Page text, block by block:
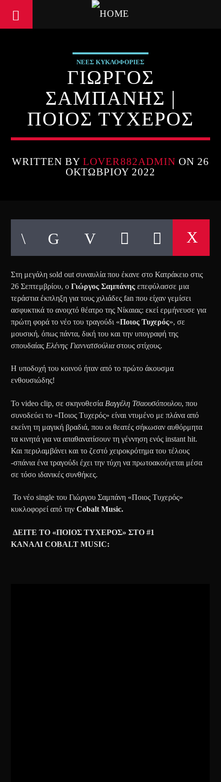
ΝΕΕΣ ΚΥΚΛΟΦΟΡΙΕΣ
ΓΙΩΡΓΟΣ
ΣΑΜΠΑΝΗΣ |
ΠΟΙΟΣ ΤΥΧΕΡΟΣ
WRITTEN BYLOVER882ADMIN ON 26
ΟΚΤΩΒΡΊΟΥ 2022
Στη μεγάλη sold out συναυλία που έκανε στο Κατράκειο στις
26 Σεπτεμβρίου, οΓιώργος Σαμπάνης επεφύλασσε μια
τεράστια έκπληξη για τους χιλιάδες fan που είχαν γεμίσει
ασφυκτικά το ανοιχτό θέατρο της Νίκαιας: εκεί ερμήνευσε για
πρώτη φορά το νέο του τραγούδι «Ποιος Τυχερός», σε
μουσική, όπως πάντα, δική του και την υπογραφή της
σπουδαίας Ελένης Γιαννατσούλιαστους στίχους.
Η υποδοχή του κοινού ήταν από το πρώτο άκουσμα
ενθουσιώδης!
Το video clip, σε σκηνοθεσία Βαγγέλη Τσαουσόπουλου, που
συνοδεύει το «Ποιος Τυχερός» είναι ντυμένο με πλάνα από
εκείνη τη μαγική βραδιά, που οι θεατές σήκωσαν αυθόρμητα
τα κινητά για να απαθανατίσουν τη γέννηση ενός instant hit.
Και περιλαμβάνει και το ζεστό χειροκρότημα του τέλους
-σπάνια ένα τραγούδι έχει την τύχη να πρωτοακούγεται μέσα
σε τόσο ιδανικές συνθήκες.
Το νέο single του Γιώργου Σαμπάνη «Ποιος Τυχερός»
κυκλοφορεί από τηνCobalt Music.
ΔΕΙΤΕ ΤΟ «ΠΟΙΟΣ ΤΥΧΕΡΟΣ» ΣΤΟ #1
ΚΑΝΑΛΙCOBALT MUSIC: